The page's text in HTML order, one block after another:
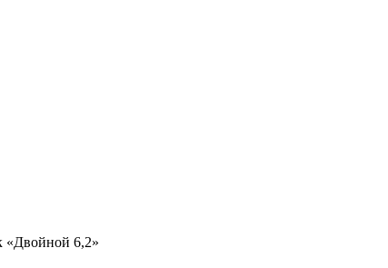
«Двойной 6,2»